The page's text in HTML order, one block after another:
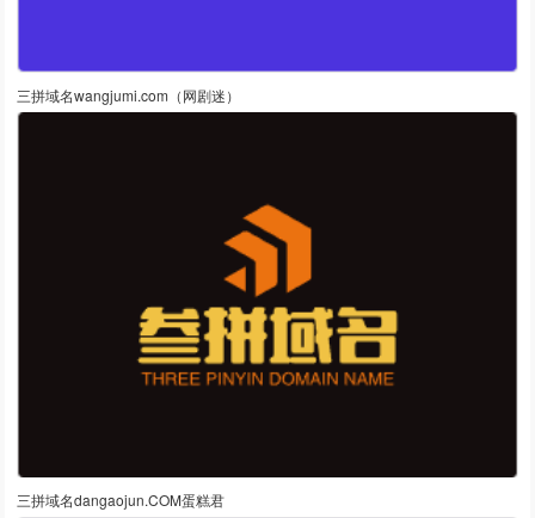
三拼域名wangjumi.com（网剧迷）
三拼域名dangaojun.COM蛋糕君